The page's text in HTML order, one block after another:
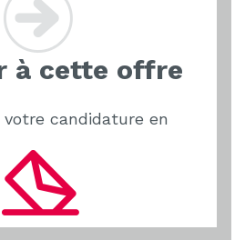
à cette offre
votre candidature en